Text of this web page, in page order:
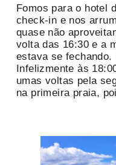
Fomos para o hotel
check-in e nos
quase não
volta das 16:30 e a
estava se
Infelizmente às
umas voltas pela
na primeira praia,